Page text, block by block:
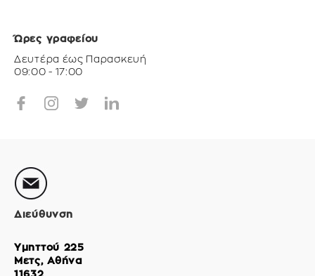
Ώρες γραφείου
Δευτέρα έως Παρασκευή
09:00 - 17:00
Διεύθυνση
Υμηττού 225
Μετς, Αθήνα